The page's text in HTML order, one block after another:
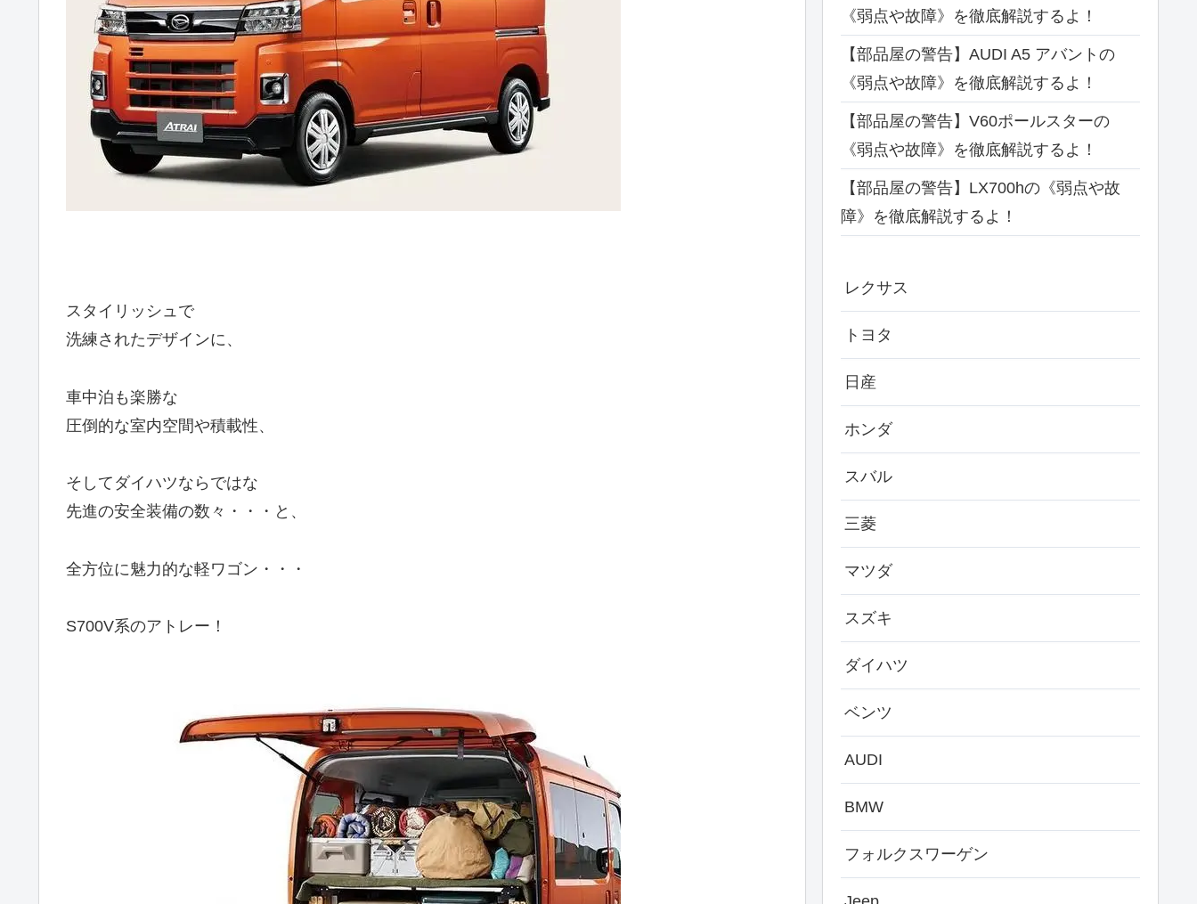
スタイリッシュで
洗練されたデザインに、
車中泊も楽勝な
圧倒的な室内空間や積載性、
そしてダイハツならではな
先進の安全装備の数々・・・と、
全方位に魅力的な軽ワゴン・・・
S700V系のアトレー！
《弱点や故障》を徹底解説するよ！
【部品屋の警告】AUDI A5 アバントの
《弱点や故障》を徹底解説するよ！
【部品屋の警告】V60ポールスターの
《弱点や故障》を徹底解説するよ！
【部品屋の警告】LX700hの《弱点や故
障》を徹底解説するよ！
レクサス
トヨタ
日産
ホンダ
スバル
三菱
マツダ
スズキ
ダイハツ
ベンツ
AUDI
BMW
フォルクスワーゲン